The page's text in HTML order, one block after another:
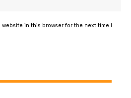
in this browser for the next time I